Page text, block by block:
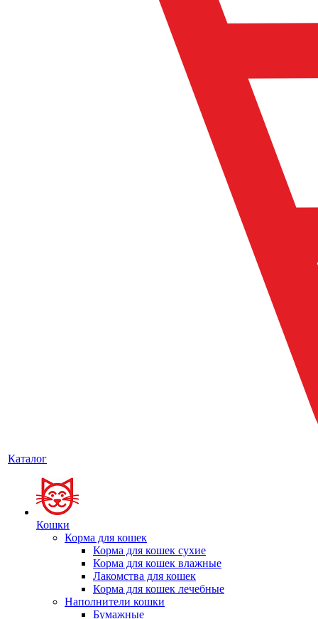
Каталог
Кошки
Корма для кошек
Корма для кошек сухие
Корма для кошек влажные
Лакомства для кошек
Корма для кошек лечебные
Наполнители кошки
Бумажные